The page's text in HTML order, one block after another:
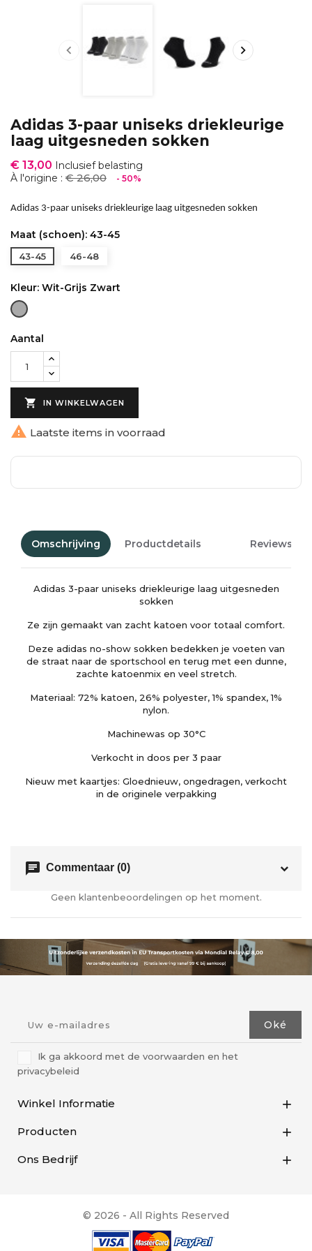
 
Adidas 3-paar uniseks driekleurige
laag uitgesneden sokken
€ 13,00 Inclusief belasting
À l'origine : € 26,00 - 50%
Adidas 3-paar uniseks driekleurige laag uitgesneden sokken
Maat (schoen): 43-45
43-45 46-48
Kleur: Wit-Grijs Zwart
Wit-
Zwart
Aantal
 IN WINKELWAGEN
 Laatste items in voorraad
Omschrijving Productdetails Reviews
Adidas 3-paar uniseks driekleurige laag uitgesneden
sokken
Ze zijn gemaakt van zacht katoen voor totaal comfort.
Deze adidas no-show sokken bedekken je voeten van
de straat naar de sportschool en terug met een dunne,
zachte katoenmix en veel stretch.
Materiaal: 72% katoen, 26% polyester, 1% spandex, 1%
nylon.
Machinewas op 30°C
Verkocht in doos per 3 paar
Nieuw met kaartjes: Gloednieuw, ongedragen, verkocht
in de originele verpakking
chat Commentaar (0)
Geen klantenbeoordelingen op het moment.
Ik ga akkoord met de voorwaarden en het
privacybeleid
Winkel Informatie 
Producten 
Ons Bedrijf 
© 2026 - All Rights Reserved